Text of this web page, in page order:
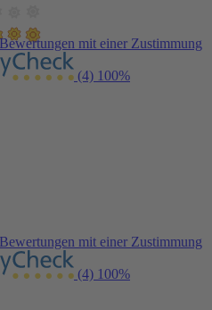
mit einer Zustimmung
(4) 100%
mit einer Zustimmung
(4) 100%